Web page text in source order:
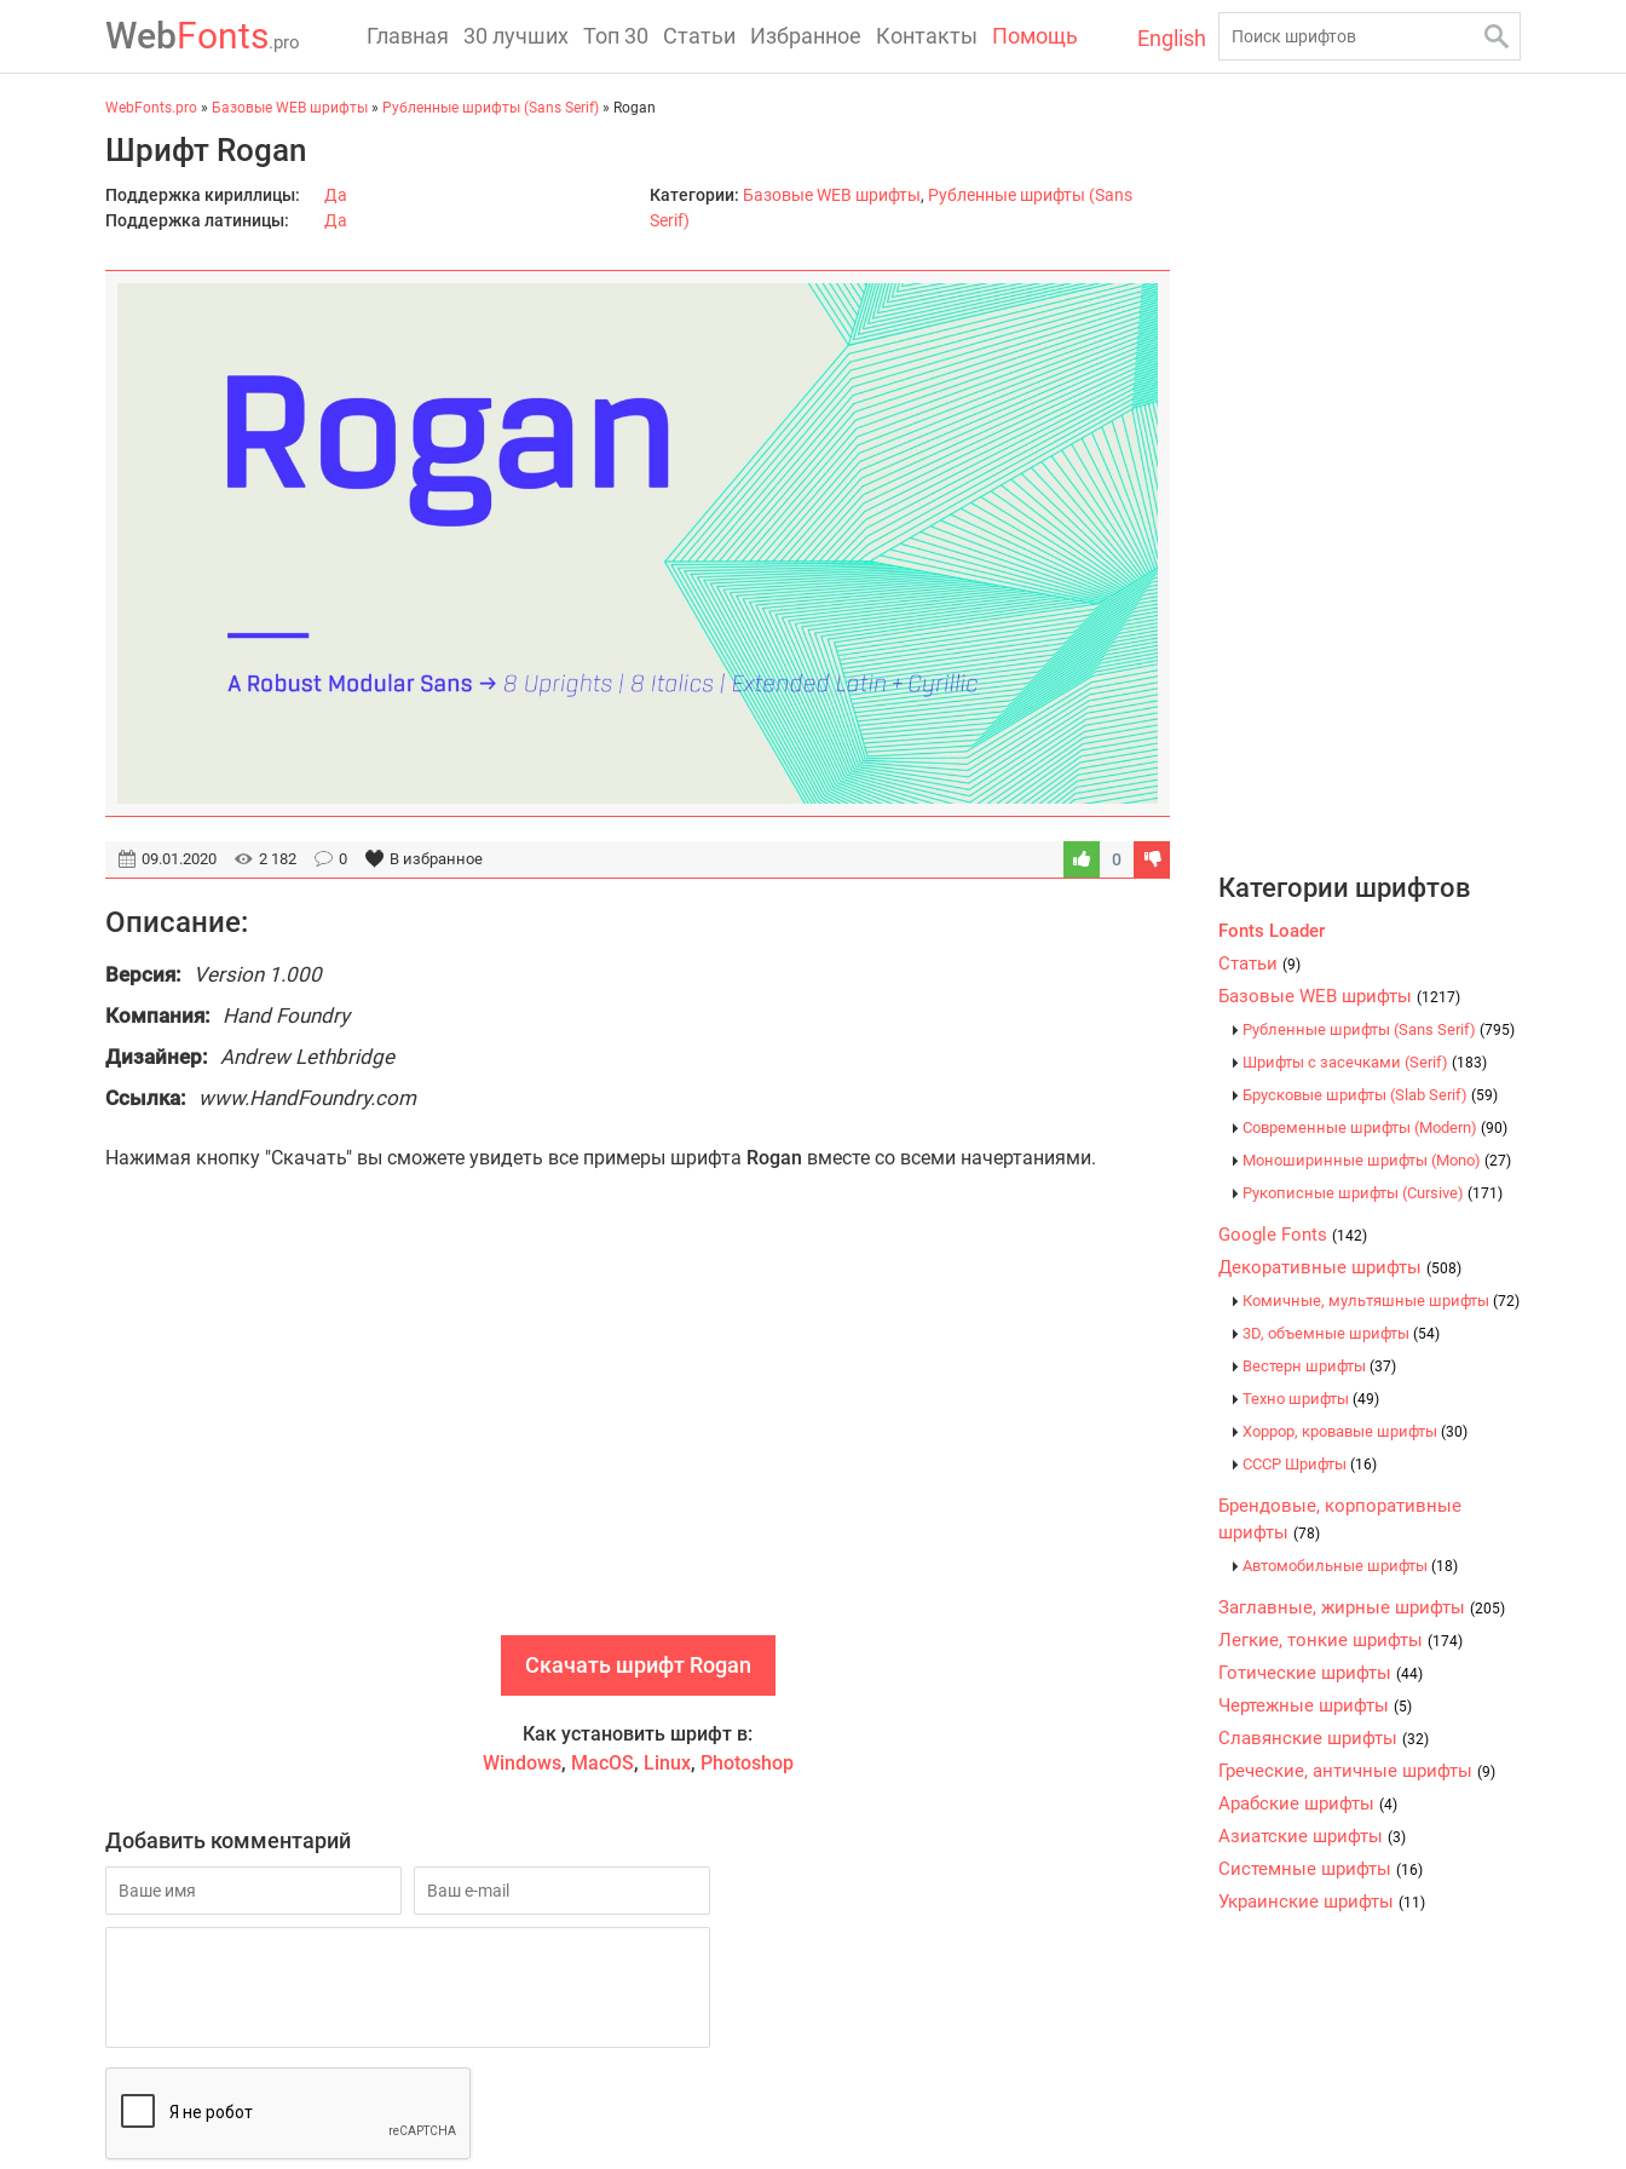
WebFonts.pro Главная 30 лучших Топ 30 Статьи Избранное Контакты Помощь English
WebFonts.pro » Базовые WEB шрифты » Рубленные шрифты (Sans Serif) » Rogan
Шрифт Rogan
Поддержка кириллицы:
Да
Поддержка латиницы:
Да
Категории: Базовые WEB шрифты, Рубленные шрифты (Sans
Serif)
09.01.2020 2 182 0 В избранное 0
Описание:
Версия:
Version 1.000
Компания: Hand Foundry
Дизайнер: Andrew Lethbridge
Ссылка:
www.HandFoundry.com
Нажимая кнопку "Скачать" вы сможете увидеть все примеры шрифта Rogan вместе со всеми начертаниями.
Скачать шрифт Rogan
Как установить шрифт в:
Windows, MacOS, Linux, Photoshop
Добавить комментарий
Категории шрифтов
Fonts Loader
Статьи (9)
Базовые WEB шрифты (1217)
Рубленные шрифты (Sans Serif) (795)
Шрифты с засечками (Serif) (183)
Брусковые шрифты (Slab Serif) (59)
Современные шрифты (Modern) (90)
Моноширинные шрифты (Mono) (27)
Рукописные шрифты (Cursive) (171)
Google Fonts (142)
Декоративные шрифты (508)
Комичные, мультяшные шрифты (72)
3D, объемные шрифты (54)
Вестерн шрифты (37)
Техно шрифты (49)
Хоррор, кровавые шрифты (30)
CCCР Шрифты (16)
Брендовые, корпоративные
шрифты (78)
Автомобильные шрифты (18)
Заглавные, жирные шрифты (205)
Легкие, тонкие шрифты (174)
Готические шрифты (44)
Чертежные шрифты (5)
Славянские шрифты (32)
Греческие, античные шрифты (9)
Арабские шрифты (4)
Азиатские шрифты (3)
Системные шрифты (16)
Украинские шрифты (11)